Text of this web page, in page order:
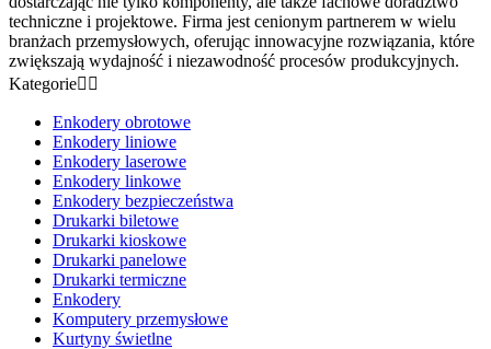
techniczne i projektowe. Firma jest cenionym partnerem w wielu
branżach przemysłowych, oferując innowacyjne rozwiązania, które
zwiększają wydajność i niezawodność procesów produkcyjnych.
Kategorie 
Enkodery obrotowe
Enkodery liniowe
Enkodery laserowe
Enkodery linkowe
Enkodery bezpieczeństwa
Drukarki biletowe
Drukarki kioskowe
Drukarki panelowe
Drukarki termiczne
Enkodery
Komputery przemysłowe
Kurtyny świetlne